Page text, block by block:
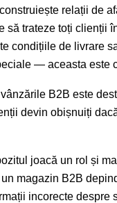
relații de
să trateze toți clienții
condițiile de livrare
— aceasta este
B2B este
devin obișnuiți
joacă un rol și
magazin B2B
incorecte